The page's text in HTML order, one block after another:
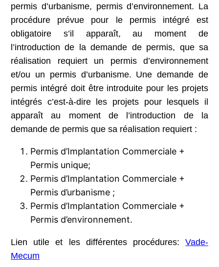
permis d’urbanisme, permis d’environnement. La
procédure prévue pour le permis intégré est
obligatoire s’il apparaît, au moment de
l’introduction de la demande de permis, que sa
réalisation requiert un permis d’environnement
et/ou un permis d’urbanisme. Une demande de
permis intégré doit être introduite pour les projets
intégrés c’est-à-dire les projets pour lesquels il
apparaît au moment de l’introduction de la
demande de permis que sa réalisation requiert :
Permis d’Implantation Commerciale +
Permis unique;
Permis d’Implantation Commerciale +
Permis d’urbanisme ;
Permis d’Implantation Commerciale +
Permis d’environnement.
Lien utile et les différentes procédures: Vade-
Mecum